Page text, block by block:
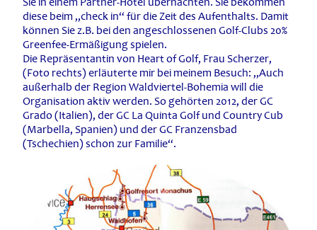
diese beim „check in“ für die Zeit des Aufenthalts. Damit
können Sie z.B. bei den angeschlossenen Golf-Clubs 20%
Greenfee-Ermäßigung spielen.
Die Repräsentantin von Heart of Golf, Frau Scherzer,
(Foto rechts) erläuterte mir bei meinem Besuch: „Auch
außerhalb der Region Waldviertel-Bohemia will die
Organisation aktiv werden. So gehörten 2012, der GC
Grado (Italien), der GC La Quinta Golf und Country Cub
(Marbella, Spanien) und der GC Franzensbad
(Tschechien) schon zur Familie“.